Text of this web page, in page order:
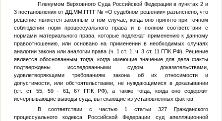
Пленумом Верховного Суда Российской Федерации в пунктах 2 и
3 постановления от ДД.ММ.ГГГГ № «О судебном решении» разъяснено, что
решение является законным в том случае, когда оно принято при точном
соблюдении норм процессуального права и в полном соответствии с
нормами материального права, которые подлежат применению к данному
правоотношению, или основано на применении в необходимых случаях
аналогии закона или аналогии права (ч. 1 ст. 1, ч. 3 ст. 11 ГПК РФ). Решение
является обоснованным тогда, когда имеющие значение для дела факты
подтверждены исследованными судом доказательствами,
удовлетворяющими требованиям закона об их относимости и
допустимости, или обстоятельствами, не нуждающимися в доказывании
(ст. ст. 55, 59 - 61, 67 ГПК РФ), а также тогда, когда оно содержит
исчерпывающие выводы суда, вытекающие из установленных фактов.
В соответствии с частью 1 статьи 327 Гражданского
процессуального кодекса Российской Федерации суд апелляционной